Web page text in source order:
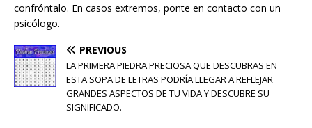
confróntalo. En casos extremos, ponte en contacto con un
psicólogo.
PREVIOUS
LA PRIMERA PIEDRA PRECIOSA QUE DESCUBRAS EN
ESTA SOPA DE LETRAS PODRÍA LLEGAR A REFLEJAR
GRANDES ASPECTOS DE TU VIDA Y DESCUBRE SU
SIGNIFICADO.